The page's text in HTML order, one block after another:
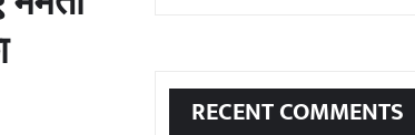
RECENT COMMENTS